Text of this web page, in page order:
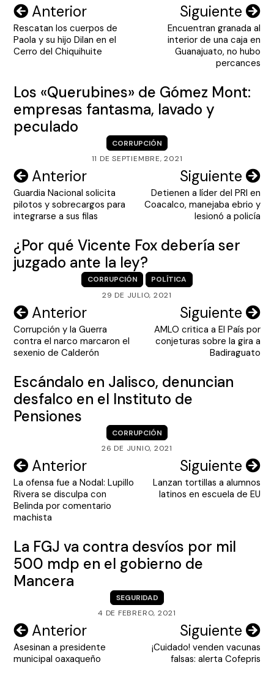
Navegación
de
entradas
Anterior
Rescatan los cuerpos de
Paola y su hijo Dilan en el
Cerro del Chiquihuite
Siguiente
Encuentran granada al
interior de una caja en
Guanajuato, no hubo
percances
Los «Querubines» de Gómez Mont:
empresas fantasma, lavado y
peculado
CORRUPCIÓN
11 DE SEPTIEMBRE, 2021
Navegación
de
entradas
Anterior
Guardia Nacional solicita
pilotos y sobrecargos para
integrarse a sus filas
Siguiente
Detienen a líder del PRI en
Coacalco, manejaba ebrio y
lesionó a policía
¿Por qué Vicente Fox debería ser
juzgado ante la ley?
CORRUPCIÓN
POLÍTICA
29 DE JULIO, 2021
Navegación
de
entradas
Anterior
Corrupción y la Guerra
contra el narco marcaron el
sexenio de Calderón
Siguiente
AMLO critica a El País por
conjeturas sobre la gira a
Badiraguato
Escándalo en Jalisco, denuncian
desfalco en el Instituto de
Pensiones
CORRUPCIÓN
26 DE JUNIO, 2021
Navegación
de
entradas
Anterior
La ofensa fue a Nodal: Lupillo
Rivera se disculpa con
Belinda por comentario
machista
Siguiente
Lanzan tortillas a alumnos
latinos en escuela de EU
La FGJ va contra desvíos por mil
500 mdp en el gobierno de
Mancera
SEGURIDAD
4 DE FEBRERO, 2021
Navegación
de
Anterior
Asesinan a presidente
municipal oaxaqueño
Siguiente
¡Cuidado! venden vacunas
falsas: alerta Cofepris